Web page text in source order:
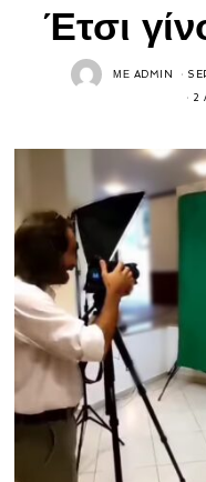
Έτσι
ΜΕ ADMIN
2